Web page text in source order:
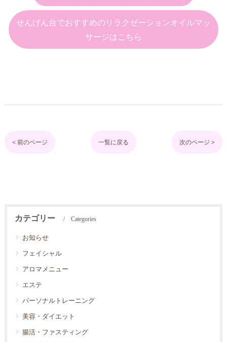
せんげん台でおすすめのリラクゼーションオイルマッ
サージはこちら
< 前のページ 一覧に戻る 次のページ >
カテゴリー Categories
お知らせ
フェイシャル
アロマメニュー
エステ
パーソナルトレーニング
美容・ダイエット
腸活・ファスティング